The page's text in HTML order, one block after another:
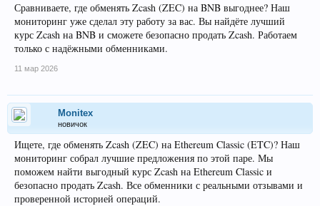
Сравниваете, где обменять Zcash (ZEC) на BNB выгоднее? Наш
мониторинг уже сделал эту работу за вас. Вы найдёте лучший
курс Zcash на BNB и сможете безопасно продать Zcash. Работаем
только с надёжными обменниками.
11 мар 2026
Monitex
новичок
Ищете, где обменять Zcash (ZEC) на Ethereum Classic (ETC)? Наш
мониторинг собрал лучшие предложения по этой паре. Мы
поможем найти выгодный курс Zcash на Ethereum Classic и
безопасно продать Zcash. Все обменники с реальными отзывами и
проверенной историей операций.